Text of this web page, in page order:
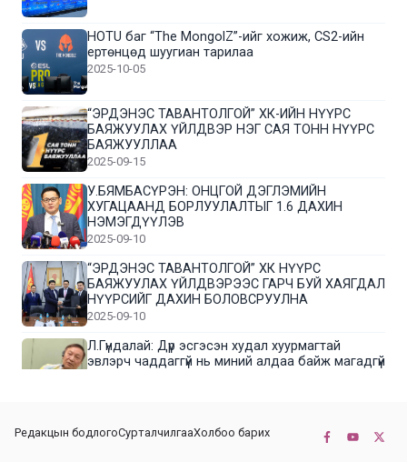
HOTU баг “The MongolZ”-ийг хожиж, CS2-ийн
ертөнцөд шуугиан тарилаа
2025-10-05
“ЭРДЭНЭС ТАВАНТОЛГОЙ” ХК-ИЙН НҮҮРС
БАЯЖУУЛАХ ҮЙЛДВЭР НЭГ САЯ ТОНН НҮҮРС
БАЯЖУУЛЛАА
2025-09-15
У.БЯМБАСҮРЭН: ОНЦГОЙ ДЭГЛЭМИЙН
ХУГАЦААНД БОРЛУУЛАЛТЫГ 1.6 ДАХИН
НЭМЭГДҮҮЛЭВ
2025-09-10
“ЭРДЭНЭС ТАВАНТОЛГОЙ” ХК НҮҮРС
БАЯЖУУЛАХ ҮЙЛДВЭРЭЭС ГАРЧ БУЙ ХАЯГДАЛ
НҮҮРСИЙГ ДАХИН БОЛОВСРУУЛНА
2025-09-10
Л.Гүндалай: Дүр эсгэсэн худал хуурмагтай
эвлэрч чаддаггүй нь миний алдаа байж магадгүй
БАГИЙН ИРГЭДИЙН ТӨЛӨӨЛӨЛ НҮҮРС
Редакцын бодлогоСурталчилгааХолбоо барих